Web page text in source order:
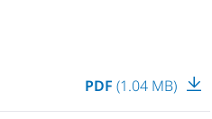
PDF (1.04 MB)